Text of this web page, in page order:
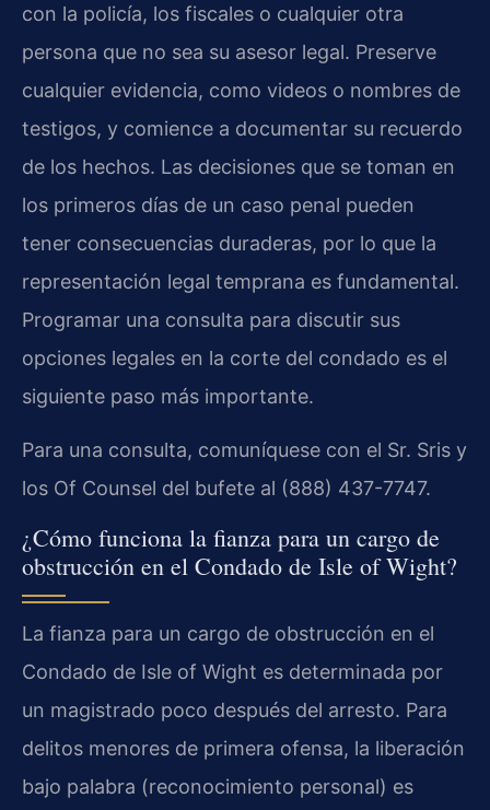
con la policía, los fiscales o cualquier otra
persona que no sea su asesor legal. Preserve
cualquier evidencia, como videos o nombres de
testigos, y comience a documentar su recuerdo
de los hechos. Las decisiones que se toman en
los primeros días de un caso penal pueden
tener consecuencias duraderas, por lo que la
representación legal temprana es fundamental.
Programar una consulta para discutir sus
opciones legales en la corte del condado es el
siguiente paso más importante.
Para una consulta, comuníquese con el Sr. Sris y
los Of Counsel del bufete al (888) 437-7747.
¿Cómo funciona la fianza para un cargo de
obstrucción en el Condado de Isle of Wight?
La fianza para un cargo de obstrucción en el
Condado de Isle of Wight es determinada por
un magistrado poco después del arresto. Para
delitos menores de primera ofensa, la liberación
bajo palabra (reconocimiento personal) es